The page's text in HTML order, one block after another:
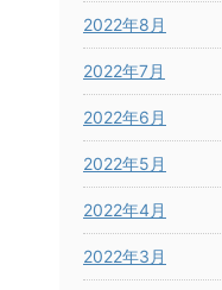
2022年8月
2022年7月
2022年6月
2022年5月
2022年4月
2022年3月